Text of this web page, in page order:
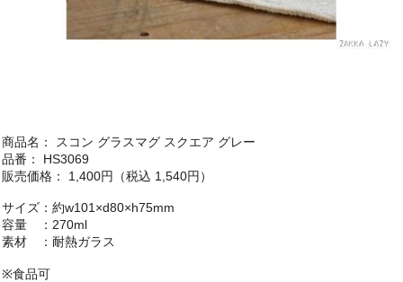
商品名： スコン グラスマグ スクエア グレー
品番： HS3069
販売価格： 1,400円（税込 1,540円）
サイズ：約w101×d80×h75mm
容量 ：270ml
素材 ：耐熱ガラス
※食品可